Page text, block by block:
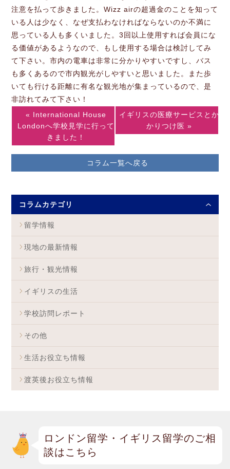
注意を払って歩きました。Wizz airの超過金のことを知って
いる人は少なく、なぜ支払わなければならないのか不満に
思っている人も多くいました。3回以上使用すれば会員にな
る価値があるようなので、もし使用する場合は検討してみ
て下さい。市内の電車は非常に分かりやすいですし、バス
も多くあるので市内観光がしやすいと思いました。また歩
いても行ける距離に有名な観光地が集まっているので、是
非訪れてみて下さい！
« International House
Londonへ学校見学に行って
きました！
コラム一覧へ戻る
イギリスの医療サービスとか
かりつけ医 »
コラムカテゴリ
留学情報
現地の最新情報
旅行・観光情報
イギリスの生活
学校訪問レポート
その他
生活お役立ち情報
渡英後お役立ち情報
ロンドン留学・イギリス留学のご相
談はこちら